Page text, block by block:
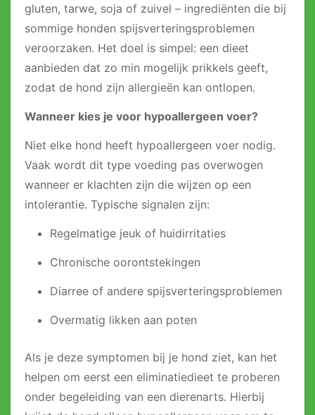
gluten, tarwe, soja of zuivel – ingrediënten die bij
sommige honden spijsverteringsproblemen
veroorzaken. Het doel is simpel: een dieet
aanbieden dat zo min mogelijk prikkels geeft,
zodat de hond zijn allergieën kan ontlopen.
Wanneer kies je voor hypoallergeen voer?
Niet elke hond heeft hypoallergeen voer nodig.
Vaak wordt dit type voeding pas overwogen
wanneer er klachten zijn die wijzen op een
intolerantie. Typische signalen zijn:
Regelmatige jeuk of huidirritaties
Chronische oorontstekingen
Diarree of andere spijsverteringsproblemen
Overmatig likken aan poten
Als je deze symptomen bij je hond ziet, kan het
helpen om eerst een eliminatiedieet te proberen
onder begeleiding van een dierenarts. Hierbij